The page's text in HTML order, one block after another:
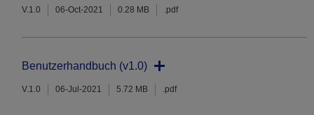
V.1.0 06-Oct-2021 0.28 MB .pdf
Benutzerhandbuch (v1.0)
V.1.0 06-Jul-2021 5.72 MB .pdf